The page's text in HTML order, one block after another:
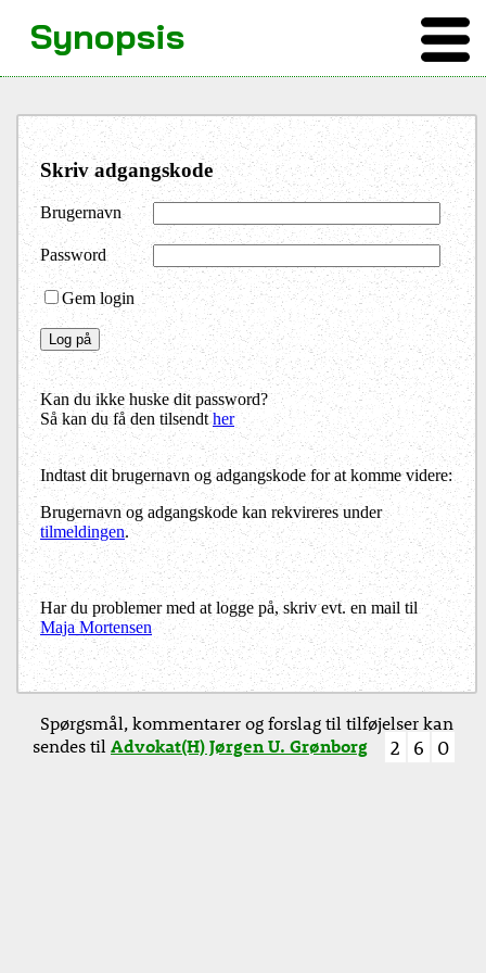
Skriv adgangskode
Brugernavn
Password
Gem login
Kan du ikke huske dit password?
Så kan du få den tilsendther
Indtast dit brugernavn og adgangskode for at komme videre:
Brugernavn og adgangskode kan rekvireres under
tilmeldingen.
Har du problemer med at logge på, skriv evt. en mail til
Maja Mortensen
Synopsis
Spørgsmål, kommentarer og forslag til tilføjelser kan
sendes tilAdvokat(H) Jørgen U. Grønborg 2 6 0